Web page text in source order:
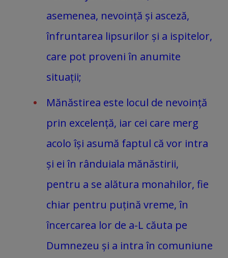
asemenea, nevoință și asceză,
înfruntarea lipsurilor și a ispitelor,
care pot proveni în anumite
situații;
Mănăstirea este locul de nevoință
prin excelență, iar cei care merg
acolo își asumă faptul că vor intra
și ei în rânduiala mănăstirii,
pentru a se alătura monahilor, fie
chiar pentru puțină vreme, în
încercarea lor de a-L căuta pe
Dumnezeu și a intra în comuniune